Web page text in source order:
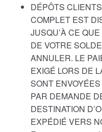
DÉPÔTS
COMPLET EST
JUSQU’À CE
DE VOTRE
ANNULER. LE
EXIGÉ LORS DE
SONT
PAR DEMANDE
DESTINATION
EXPÉDIÉ VERS